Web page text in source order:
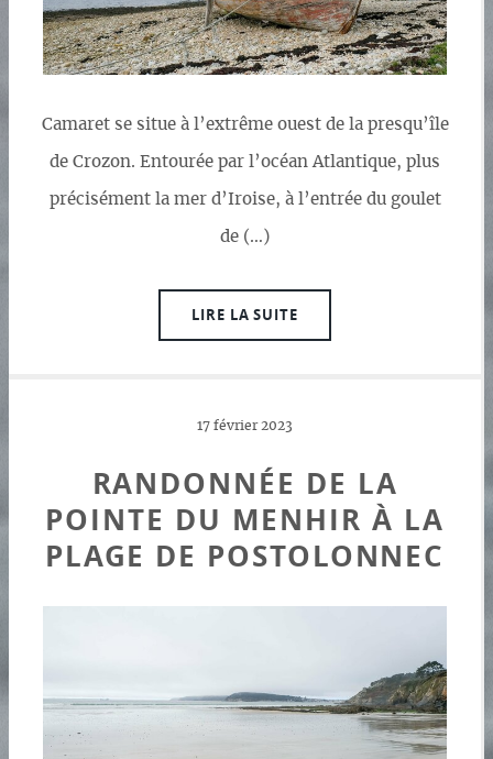
Camaret se situe à l’extrême ouest de la presqu’île
de Crozon. Entourée par l’océan Atlantique, plus
précisément la mer d’Iroise, à l’entrée du goulet
de (…)
LIRE LA SUITE
17 février 2023
RANDONNÉE DE LA
POINTE DU MENHIR À LA
PLAGE DE POSTOLONNEC